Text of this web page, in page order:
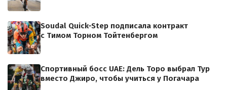
Soudal Quick-Step подписала контракт
с Тимом Торном Тойтенбергом
Спортивный босс UAE: Дель Торо выбрал Тур
вместо Джиро, чтобы учиться у Погачара